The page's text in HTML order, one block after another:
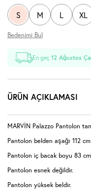
S M L XL
Bedenimi Bul
En geç12 Ağustos
ÜRÜN AÇIKLAMASI
MARVİN Palazzo Pantolon
Pantolon belden aşağı 112
Pantolon iç bacak boyu 83
Pantolon esnek değildir.
Pantolon yüksek beldir.